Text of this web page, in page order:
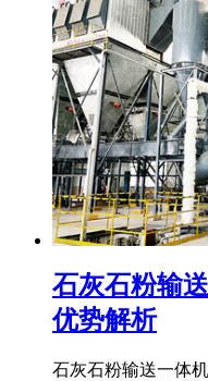
石灰石粉输
优势解析
石灰石粉输送一体